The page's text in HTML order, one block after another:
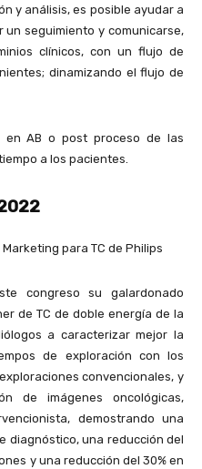
y análisis, es posible ayudar a
un seguimiento y comunicarse,
clínicos, con un flujo de
dinamizando el flujo de
en AB o post proceso de las
a los pacientes.
para TC de Philips
congreso su galardonado
de TC de doble energía de la
a caracterizar mejor la
de exploración con los
convencionales, y
de imágenes oncológicas,
demostrando una
diagnóstico, una reducción del
y una reducción del 30% en